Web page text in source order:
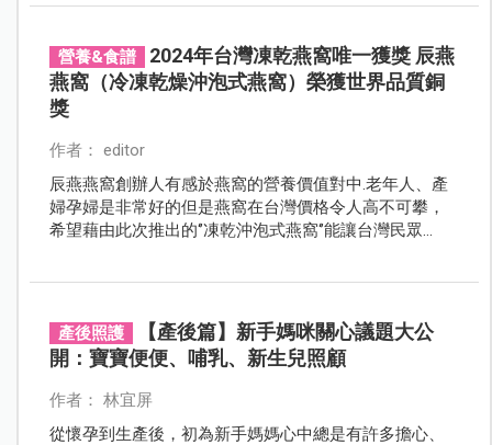
營養&食譜
2024年台灣凍乾燕窩唯一獲獎 辰燕
燕窩（冷凍乾燥沖泡式燕窩）榮獲世界品質銅
獎
作者： editor
辰燕燕窩創辦人有感於燕窩的營養價值對中.老年人、產
婦孕婦是非常好的但是燕窩在台灣價格令人高不可攀，
希望藉由此次推出的‘’凍乾沖泡式燕窩‘’能讓台灣民眾
產後照護
【產後篇】新手媽咪關心議題大公
開：寶寶便便、哺乳、新生兒照顧
作者： 林宜屏
從懷孕到生產後，初為新手媽媽心中總是有許多擔心、